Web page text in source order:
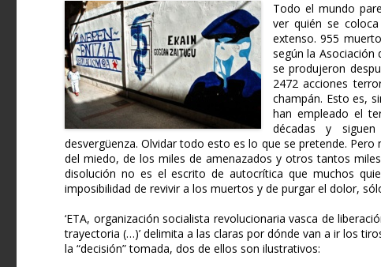
Todo el mundo
ver quién se
extenso. 955
según la Asociación
se produjeron
2472 acciones
champán. Esto es,
han empleado el
décadas y
desvergüenza. Olvidar todo esto es lo que se pretende.
del miedo, de los miles de amenazados y otros tantos
disolución no es el escrito de autocrítica que muchos
imposibilidad de revivir a los muertos y de purgar el dolor,
‘ETA, organización socialista revolucionaria vasca de
trayectoria (…)’ delimita a las claras por dónde van a ir los
la “decisión” tomada, dos de ellos son ilustrativos: